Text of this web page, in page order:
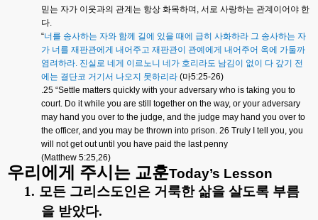
믿는 자가 이웃과의 관계는 항상 화목하며 , 서로 사랑하는 관계이어야 한
다.
“너를 송사하는 자와 함께 길에 있을 때에 급히 사화하라 그 송사하는 자
가 너를 재판관에게 내어주고 재판관이 관예에게 내어주어 옥에 가둘까
염려하라. 진실로 네게 이르노니 네가 호리라도 남김이 없이 다 갚기
전
에는 결단코 거기서 나오지 못하리라 (마5:25-26)
.25 “Settle matters quickly with your adversary who is taking you to
court. Do it while you are still together on the way, or your adversary
may hand you over to the judge, and the judge may hand you over to
the officer, and you may be thrown into prison. 26 Truly I tell you, you
will not get out until you have paid the last penny
(Matthew 5:25,26)
우리에게 주시는 교훈Today’s Lesson
1. 모든 그리스도인은 거룩한 삶을 살도록 부름
을 받았다.